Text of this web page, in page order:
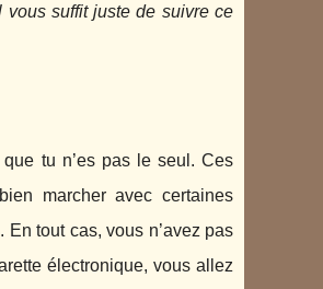
vous suffit juste de suivre ce
tu n’es pas le seul. Ces
marcher avec certaines
tout cas, vous n’avez pas
électronique, vous allez